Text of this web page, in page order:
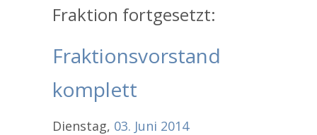
Fraktion fortgesetzt:
Fraktionsvorstand
komplett
Dienstag, 03. Juni 2014